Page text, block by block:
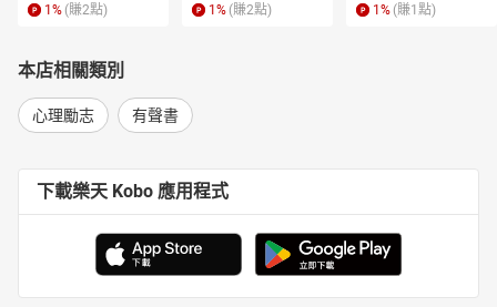
1 % (賺2點) 1 % (賺2點) 1 % (賺1 點)
本店相關類別
心理勵志 有聲書
下載樂天 Kobo 應用程式